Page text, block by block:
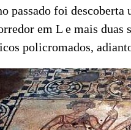
passado foi descoberta
em L e mais duas
policromados,